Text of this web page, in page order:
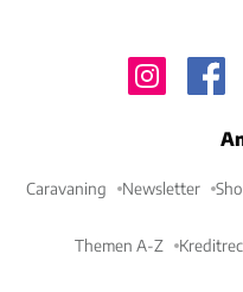
Caravaning Newsletter
Themen A-Z